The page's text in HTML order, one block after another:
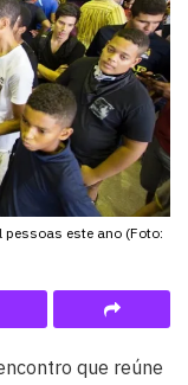
pessoas este ano (Foto:
que reúne